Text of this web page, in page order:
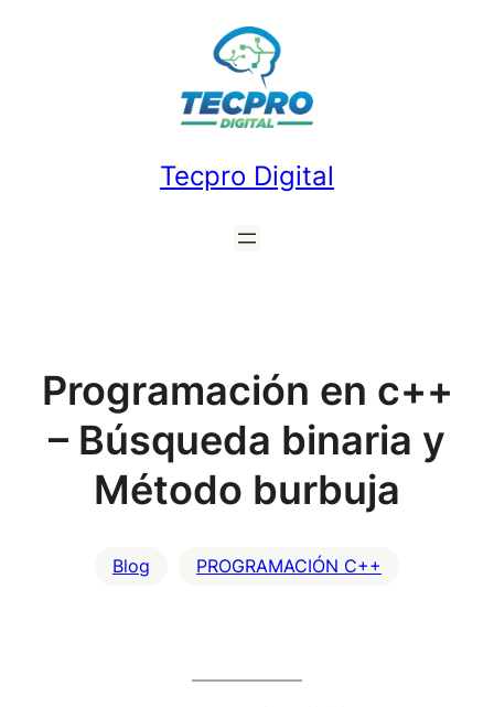
Tecpro Digital
Programación en c++
– Búsqueda binaria y
Método burbuja
Blog PROGRAMACIÓN C++